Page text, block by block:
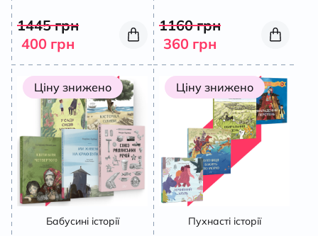
1445грн
400 грн
1160грн
360 грн
Ціну знижено
Бабусині історії
Ціну знижено
Пухнасті історії